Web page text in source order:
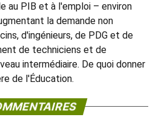
au PIB et à l'emploi – environ
la demande non
d'ingénieurs, de PDG et de
de techniciens et de
intermédiaire. De quoi donner
de l'Éducation.